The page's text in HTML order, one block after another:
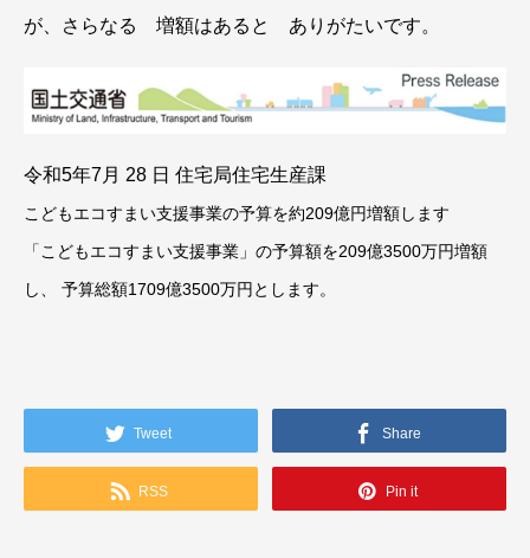
が、さらなる 増額はあると ありがたいです。
令和5年7月 28 日 住宅局住宅生産課
こどもエコすまい支援事業の予算を約209億円増額します
「こどもエコすまい支援事業」の予算額を209億3500万円増額
し、 予算総額1709億3500万円とします。
Tweet Share
RSS Pin it